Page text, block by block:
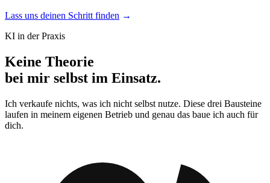
Lass uns deinen Schritt finden
KI in der Praxis
Keine Theorie
bei mir selbst im Einsatz.
Ich verkaufe nichts, was ich nicht selbst nutze. Diese drei Bausteine
laufen in meinem eigenen Betrieb und genau das baue ich auch für
dich.